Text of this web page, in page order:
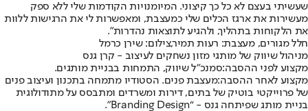
שעשיתי בעצם לא כל כך קיצוני. המיומנויות הקודמות שלי ללא ספק
מעשירות את ארגז הכלים שלי כמעצבת, ומאפשרות לי את הרגישות ללוות
את הלקוחות בתהליך, ולהגיע לתוצאות נהדרות".
חלל מגורים, מעצבת: רעות תמיר,צילום: שירן כרמל
מניהול שיווק של מותגי מזון נשחקים לעיצוב - קרן גנס
מקצוע לפני ההסבה:סמנכ"ל שיווק, התמחות בבניית מותגים.
מקצוע לאחר ההסבה:מעצבת פנים. הסטודיו מתמחה בתכנון ועיצוב פנים
של פרוייקטי בוטיק של בתים, דירות ומשרדים ומתבסס על מתודולוגית
בניית מותג שפיתחה גנס - “Branding Design”.